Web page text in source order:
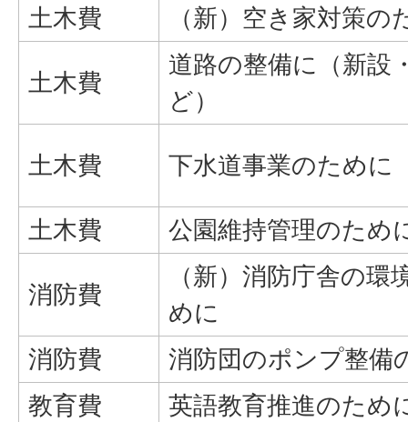
土木費
（新）空き家対策の
土木費
道路の整備に（新設
ど）
土木費 下水道事業のために
土木費 公園維持管理のため
消防費
（新）消防庁舎の環
めに
消防費
消防団のポンプ整備
教育費
英語教育推進のため